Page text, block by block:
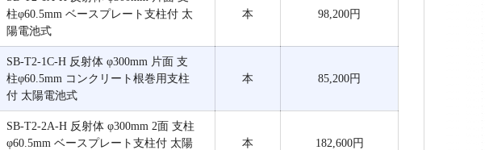
柱φ60.5mm ベースプレート支柱付 太
陽電池式
本 98,200円
SB-T2-1C-H 反射体 φ300mm 片面 支
柱φ60.5mm コンクリート根巻用支柱
付 太陽電池式
本 85,200円
SB-T2-2A-H 反射体 φ300mm 2面 支柱
φ60.5mm ベースプレート支柱付 太陽
本 182,600円